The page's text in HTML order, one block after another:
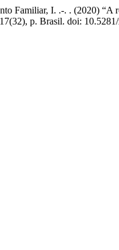
Familiar, I. .-. . (2020)
p. Brasil. doi: